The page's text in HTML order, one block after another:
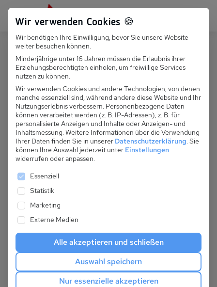
Persönlich für dich da: +49 251 899 050
Suchfeld
Suchen
D 103.001 - Ferienhaus Seiler
Wir verwenden Cookies 🍪
Wir benötigen Ihre Einwilligung, bevor Sie unsere Website
weiter besuchen können.
Minderjährige unter 16 Jahren müssen die Erlaubnis ihrer
Erziehungsberechtigten einholen, um freiwillige Services
nutzen zu können.
Wir verwenden Cookies und andere Technologien, von denen
manche essenziell sind, während andere diese Website und Ihr
Nutzungserlebnis verbessern. Personenbezogene Daten
können verarbeitet werden (z. B. IP-Adressen), z. B. für
personalisierte Anzeigen und Inhalte oder Anzeigen- und
Inhaltsmessung. Weitere Informationen über die Verwendung
Ihrer Daten finden Sie in unserer Datenschutzerklärung. Sie
können Ihre Auswahl jederzeit unter Einstellungen
widerrufen oder anpassen.
Es folgt eine Liste der Service-Gruppen, für die
Essenziell
Statistik
Marketing
Externe Medien
Alle akzeptieren und schließen
Auswahl speichern
Nur essenzielle akzeptieren